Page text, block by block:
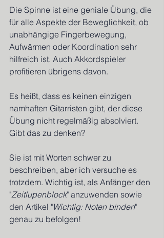
Die Spinne ist eine geniale Übung, die
für alle Aspekte der Beweglichkeit, ob
unabhängige Fingerbewegung,
Aufwärmen oder Koordination sehr
hilfreich ist. Auch Akkordspieler
profitieren übrigens davon.
Es heißt, dass es keinen einzigen
namhaften Gitarristen gibt, der diese
Übung nicht regelmäßig absolviert.
Gibt das zu denken?
Sie ist mit Worten schwer zu
beschreiben, aber ich versuche es
trotzdem. Wichtig ist, als Anfänger den
"Zeitlupenblock" anzuwenden sowie
den Artikel "Wichtig: Noten binden"
genau zu befolgen!